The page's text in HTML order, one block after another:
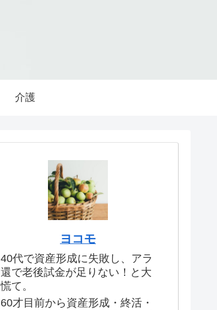
介護
ヨコモ
40代で資産形成に失敗し、アラ
還で老後試金が足りない！と大
慌て。
60才目前から資産形成・終活・